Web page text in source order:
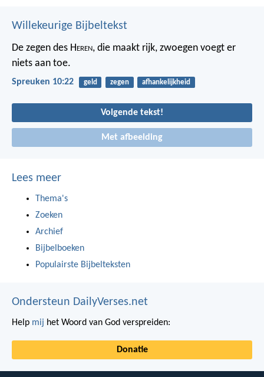
Willekeurige Bijbeltekst
De zegen des Heren, die maakt rijk, zwoegen voegt er
niets aan toe.
Spreuken 10:22 geld zegen afhankelijkheid
Volgende tekst!
Met afbeelding
Lees meer
Thema's
Zoeken
Archief
Bijbelboeken
Populairste Bijbelteksten
Ondersteun DailyVerses.net
Help mij het Woord van God verspreiden:
Donatie